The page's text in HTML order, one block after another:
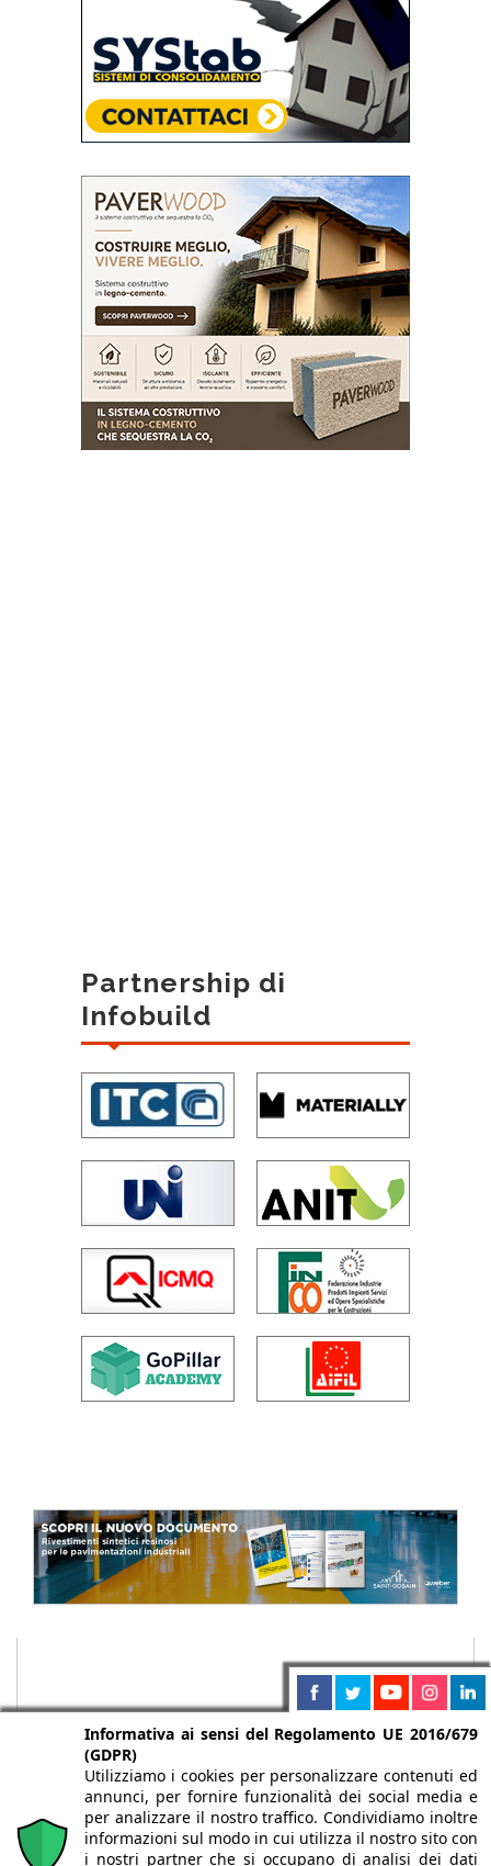
Partnership di
Infobuild
Informativa ai sensi del Regolamento UE 2016/679
(GDPR)
Utilizziamo i cookies per personalizzare contenuti ed
annunci, per fornire funzionalità dei social media e
per analizzare il nostro traffico. Condividiamo inoltre
informazioni sul modo in cui utilizza il nostro sito con
i nostri partner che si occupano di analisi dei dati